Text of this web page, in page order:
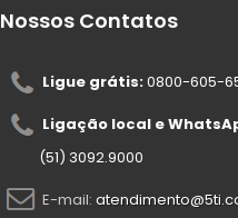
Nossos Contatos
Ligue grátis:0800-605-
Ligação local e
(51) 3092.9000
E-mail: